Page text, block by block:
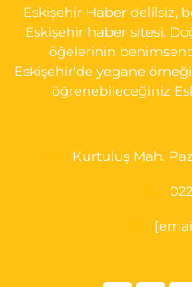
0 (222) 237 75 17 Yol
Eskişehir Haber delilsiz,
Eskişehir haber sitesi.
öğelerinin
Eskişehir'de yegane
öğrenebileceğiniz
Kurtuluş Mah.